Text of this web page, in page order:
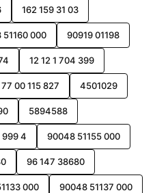
162 159 31 03
000 90919 01198
12 12 1 704 399
77 00 115 827 4501029
5894588
4 90048 51155 000
96 147 38680
000 90048 51137 000